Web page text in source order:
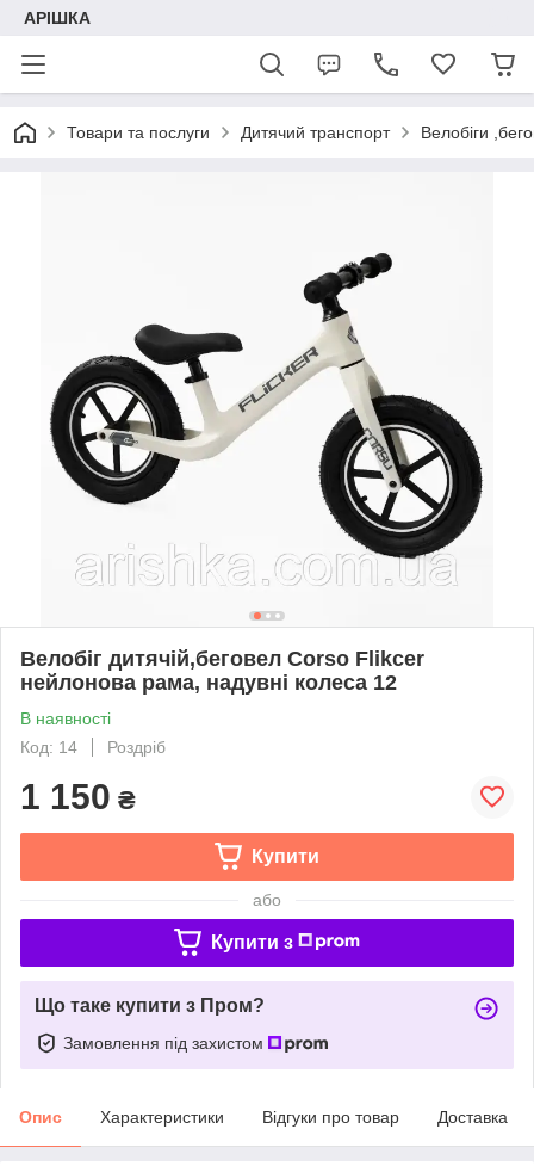
АРІШКА
Товари та послуги Дитячий транспорт Велобіги
Велобіг дитячій,беговел Corso Flikcer
нейлонова рама, надувні колеса 12
В наявності
Код: 14
Роздріб
1 150 ₴
Купити
або
Купити з
Що таке купити з Пром?
Замовлення під захистом
Опис Характеристики Відгуки про товар Доставка